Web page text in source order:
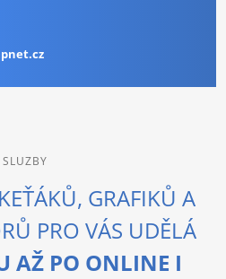
SLUZBY
GRAFIKŮ A
PRO VÁS UDĚLÁ
AŽ PO ONLINE I